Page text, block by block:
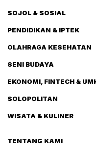
SOJOL & SOSIAL
PENDIDIKAN & IPTEK
OLAHRAGA KESEHATAN
SENI BUDAYA
EKONOMI, FINTECH &
SOLOPOLITAN
WISATA & KULINER
TENTANG KAMI